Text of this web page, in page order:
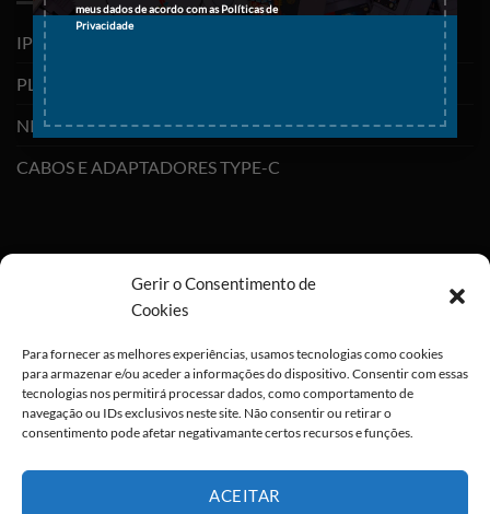
meus dados de acordo com asPolíticas de
Privacidade
Gerir o Consentimento de
Cookies
Para fornecer as melhores experiências, usamos tecnologias como cookies
para armazenar e/ou aceder a informações do dispositivo. Consentir com essas
tecnologias nos permitirá processar dados, como comportamento de
navegação ou IDs exclusivos neste site. Não consentir ou retirar o
consentimento pode afetar negativamante certos recursos e funções.
ACEITAR
IPHONES (RECONDICIONADOS)
PLAYSTATION
NINTENDO SWITCH
CABOS E ADAPTADORES TYPE-C